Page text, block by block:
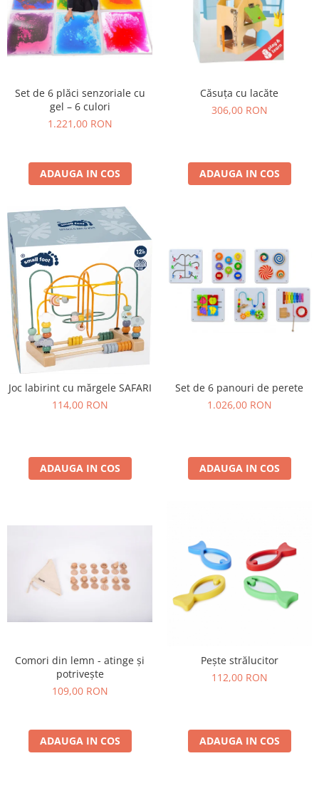
Set de 6 plăci senzoriale cu
gel – 6 culori
1.221,00 RON
ADAUGA IN COS
Căsuța cu lacăte
306,00 RON
ADAUGA IN COS
Joc labirint cu mărgele SAFARI
114,00 RON
ADAUGA IN COS
Set de 6 panouri de perete
1.026,00 RON
ADAUGA IN COS
Comori din lemn - atinge și
potrivește
109,00 RON
ADAUGA IN COS
Pește strălucitor
112,00 RON
ADAUGA IN COS